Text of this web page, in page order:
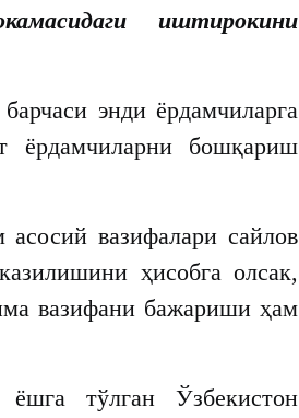
иштирокини
энди ёрдамчиларга
ёрдамчиларни бошқариш
вазифалари сайлов
ҳисобга олсак,
вазифани бажариши ҳам
тўлган Ўзбекистон